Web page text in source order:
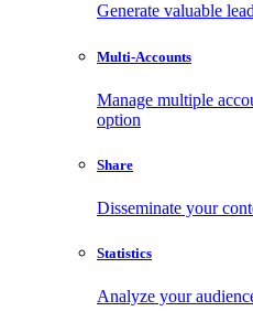
Generate valuable
Multi-Accounts
Manage multiple
option
Share
Disseminate your
Statistics
Analyze your